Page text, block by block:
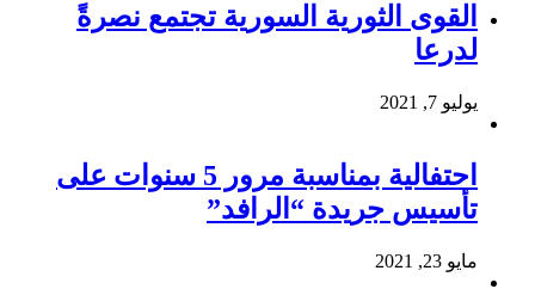
القوى الثورية السورية تجتمع نصرةً
لدرعا
يوليو 7, 2021
احتفالية بمناسبة مرور 5 سنوات على
تأسيس جريدة “الرافد”
مايو 23, 2021